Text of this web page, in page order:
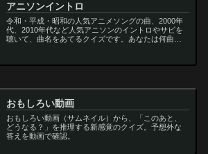
アニソンイントロ
令和・平成・昭和の人気アニメソングの曲、2000年
代、2010年代など人気アニソンのイントロやサビを
聴いて、曲名をあてるクイズです。あなたは何曲わ
おもしろい動画
おもしろい動画（サムネイル）から、「このあと、
どうなる？」を推理する新感覚のクイズ。予想外な
答えを動画で確認。